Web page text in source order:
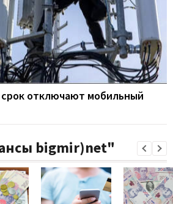
отключают мобильный
bigmir)net"